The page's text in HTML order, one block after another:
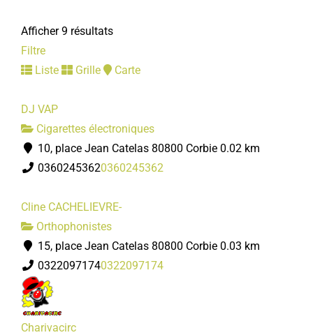
03 22 96 43 0303 22 96 43 03
accueil.das@mairie-corbie.fr
Mairie
Police municipale
Services municipaux
1, rue Faidherbe 80800 Corbie
03 22 96 43 1703 22 96 43 17
Mairie
Service Urbanisme
Services municipaux
1, rue Faidherbe 80800 Corbie
03 22 96 43 15
urbanisme@mairie-corbie.fr
Afficher 9 résultats
Filtre
Liste
Grille Carte
DJ VAP
Cigarettes électroniques
10, place Jean Catelas 80800 Corbie 0.02 km
03602453620360245362
Cline CACHELIEVRE-
Orthophonistes
15, place Jean Catelas 80800 Corbie 0.03 km
03220971740322097174
Charivacirc